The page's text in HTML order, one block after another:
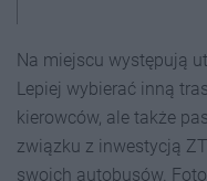
Na miejscu występują
Lepiej wybierać inną
kierowców, ale także
związku z inwestycją
swoich autobusów.